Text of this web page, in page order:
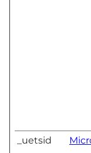
_uetsid